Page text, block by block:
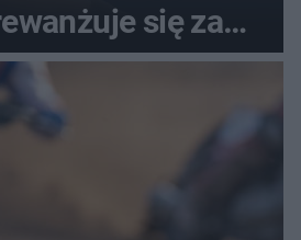
się za
porażkę?